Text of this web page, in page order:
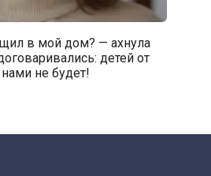
в мой дом? — ахнула
детей от
не будет!